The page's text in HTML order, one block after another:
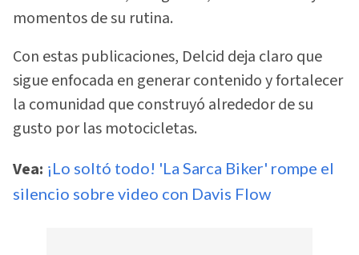
momentos de su rutina.
Con estas publicaciones, Delcid deja claro que
sigue enfocada en generar contenido y fortalecer
la comunidad que construyó alrededor de su
gusto por las motocicletas.
Vea: ¡Lo soltó todo! 'La Sarca Biker' rompe el
silencio sobre video con Davis Flow